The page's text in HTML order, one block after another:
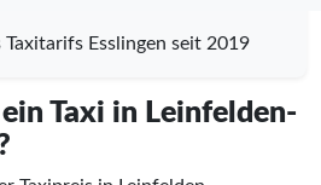
Taxitarifs Esslingen seit 2019
Taxi in Leinfelden-